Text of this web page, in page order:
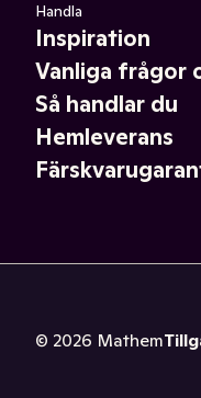
Handla
Inspiration
Vanliga frågor
Så handlar du
Hemleverans
© 2026 Mathem